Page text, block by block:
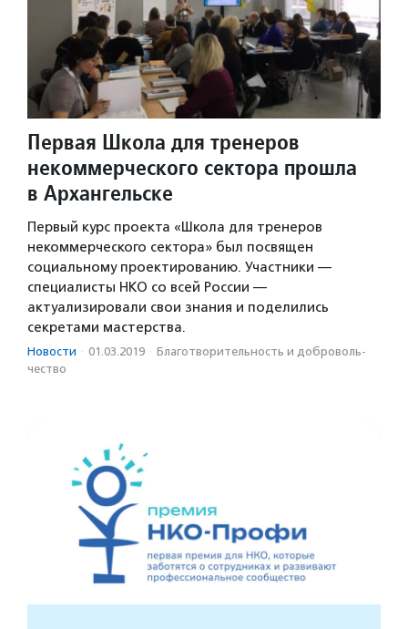
Первая Школа для тренеров
некоммерческого сектора прошла
в Архангельске
Первый курс проекта «Школа для тренеров
некоммерческого сектора» был посвящен
социальному проектированию. Участники —
специалисты НКО со всей России —
актуализировали свои знания и поделились
секретами мастерства.
Новости · 01.03.2019 · Благотвори­тель­ность и доброволь­
чест­во